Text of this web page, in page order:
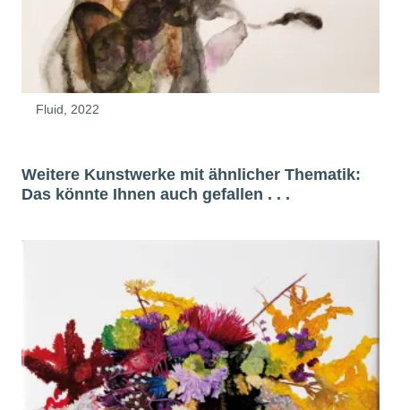
Fluid, 2022
Weitere Kunstwerke mit ähnlicher Thematik:
Das könnte Ihnen auch gefallen . . .